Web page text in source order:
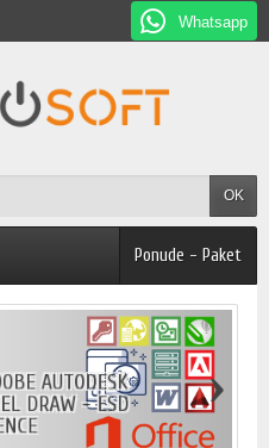
Whatsapp
OK
Ponude - Paket
AUTODESK
DRAW - ESD
›